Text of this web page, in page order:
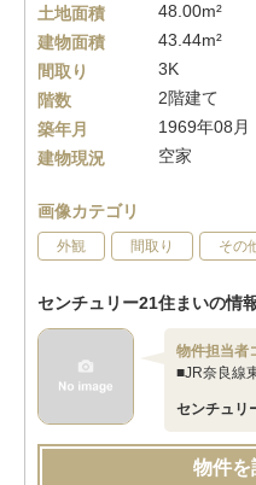
土地面積
48.00m²
建物面積
43.44m²
間取り
3K
階数
2階建て
築年月
1969年08月
建物現況
空家
画像カテゴリ
外観 間取り その
センチュリー21住まいの情
物件担当者
■JR奈良線
センチュリ
物件を